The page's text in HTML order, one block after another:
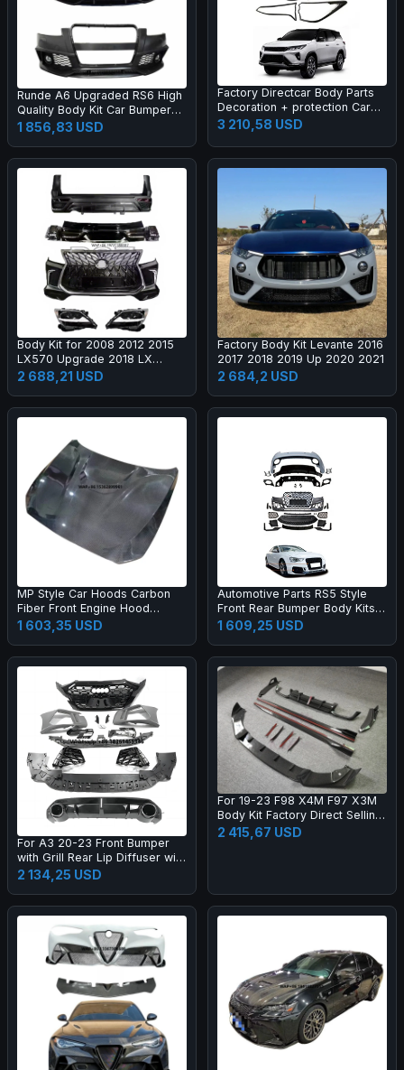
Runde A6 Upgraded RS6 High
Quality Body Kit Car Bumper
Grille Rear Lips Tail Throat Tail
Wing Manufacturer Direct
1 856,83 USD
Factory Directcar Body Parts
Decoration + protection Car
Body Parts Car Accessories
3 210,58 USD
Body Kit for 2008 2012 2015
LX570 Upgrade 2018 LX
Super Sport Grille Bumper Led
Headlamp Fog Lamp Tail Light
2 688,21 USD
Factory Body Kit Levante 2016
2017 2018 2019 Up 2020 2021
2 684,2 USD
MP Style Car Hoods Carbon
Fiber Front Engine Hood
Bonnet for M2C F87 F22
1 603,35 USD
Automotive Parts RS5 Style
Front Rear Bumper Body Kits
for A5 S5 B8.5 2013-2016
Upgrade 2017-2019 Body Kit
1 609,25 USD
For A3 20-23 Front Bumper
with Grill Rear Lip Diffuser with
Muffler Tip Full RS3 Style
Body Kit
2 134,25 USD
For 19-23 F98 X4M F97 X3M
Body Kit Factory Direct Selling
Carbon Fiber AE Style Front
Bumper Edge Rear Diffuser
2 415,67 USD